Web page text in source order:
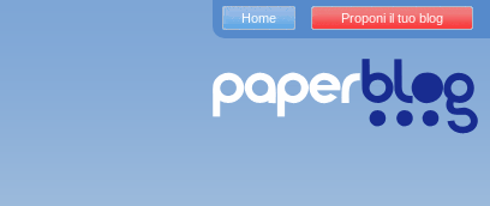
Home Proponi il tuo blog